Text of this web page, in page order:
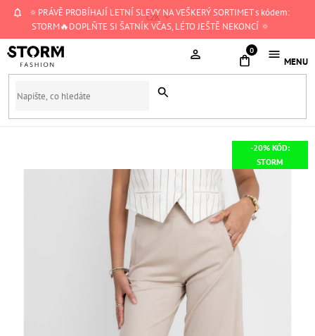
Přejít
🔅PRÁVĚ PROBÍHAJÍ LETNÍ SLEVY NA VEŠKERÝ SORTIMET s kódem:
STORM🔥DOPLŇTE SI ŠATNÍK VČAS, LÉTO JEŠTĚ NEKONCÍ 🔅
CZK
NÁKUPNÍ
-20% KÓD:
STORM